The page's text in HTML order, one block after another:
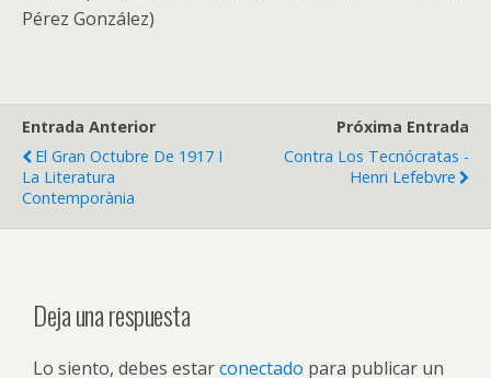
Pérez González)
Entrada Anterior
El Gran Octubre De 1917 I
La Literatura
Contemporània
Próxima Entrada
Contra Los Tecnócratas -
Henri Lefebvre
Deja una respuesta
Lo siento, debes estarconectado para publicar un